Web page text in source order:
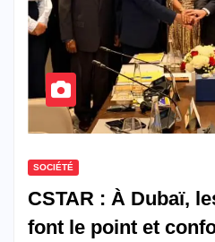
SOCIÉTÉ
CSTAR : À Dubaï,
font le point et